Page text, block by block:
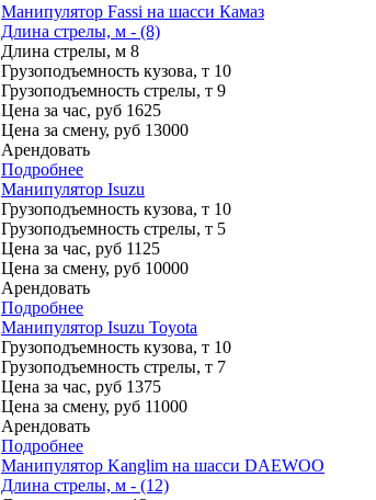
Манипулятор Fassi на шасси Камаз
Длина стрелы, м - (8)
Длина стрелы, м 8
Грузоподъемность кузова, т 10
Грузоподъемность стрелы, т 9
Цена за час, руб 1625
Цена за смену, руб 13000
Арендовать
Подробнее
Манипулятор Isuzu
Грузоподъемность кузова, т 10
Грузоподъемность стрелы, т 5
Цена за час, руб 1125
Цена за смену, руб 10000
Арендовать
Подробнее
Манипулятор Isuzu Toyota
Грузоподъемность кузова, т 10
Грузоподъемность стрелы, т 7
Цена за час, руб 1375
Цена за смену, руб 11000
Арендовать
Подробнее
Манипулятор Kanglim на шасси DAEWOO
Длина стрелы, м - (12)